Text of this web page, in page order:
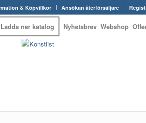
& Köpvillkor Ansökan återförsäljare
Ladda ner katalog Nyhetsbrev Webshop